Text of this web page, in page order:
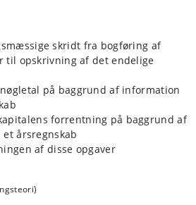
skridt fra bogføring af
til opskrivning af det endelige
på baggrund af information
forrentning på baggrund af
årsregnskab
af disse opgaver